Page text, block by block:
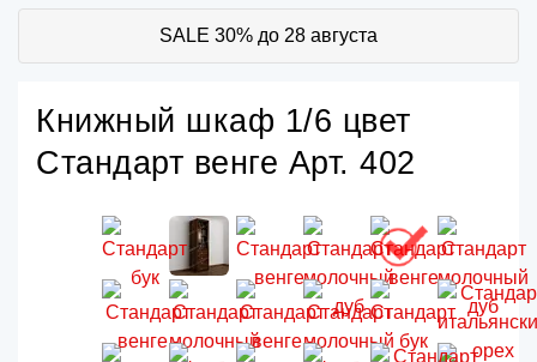
SALE 30% до 28 августа
Книжный шкаф 1/6 цвет
Стандарт венге Арт. 402